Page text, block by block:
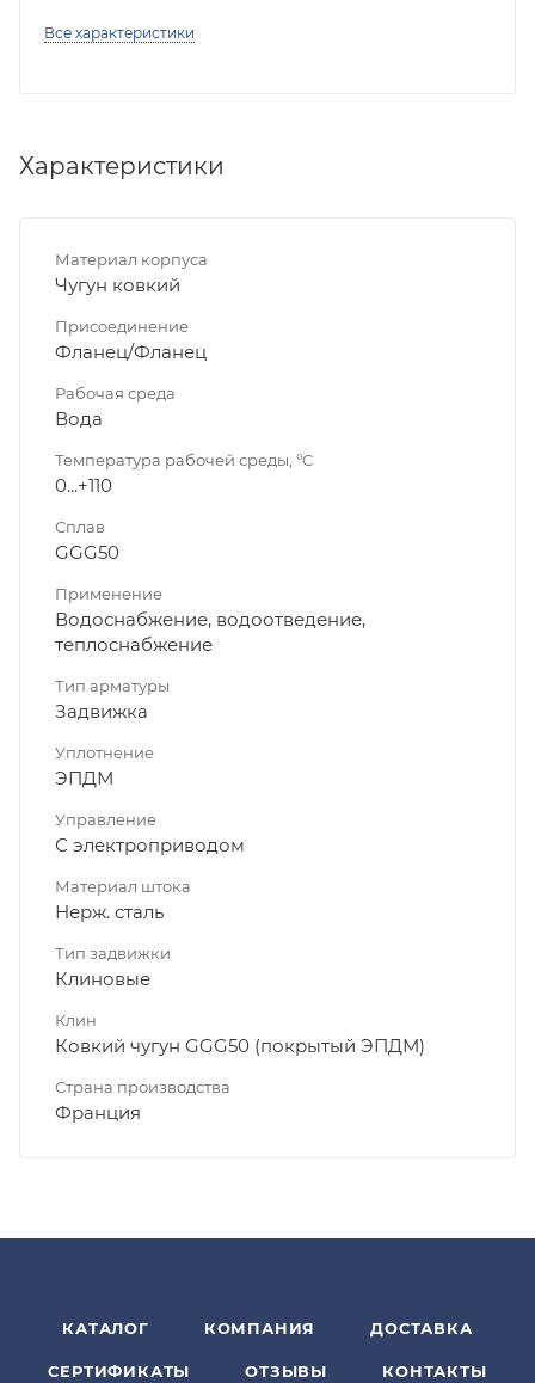
Все характеристики
Характеристики
Материал корпуса
Чугун ковкий
Присоединение
Фланец/Фланец
Рабочая среда
Вода
Температура рабочей среды, °C
0...+110
Сплав
GGG50
Применение
Водоснабжение, водоотведение,
теплоснабжение
Тип арматуры
Задвижка
Уплотнение
ЭПДМ
Управление
С электроприводом
Материал штока
Нерж. сталь
Тип задвижки
Клиновые
Клин
Ковкий чугун GGG50 (покрытый ЭПДМ)
Страна производства
Франция
КАТАЛОГ КОМПАНИЯ ДОСТАВКА
СЕРТИФИКАТЫ ОТЗЫВЫ КОНТАКТЫ